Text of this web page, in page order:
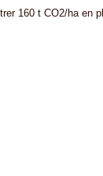
160 t CO2/ha en